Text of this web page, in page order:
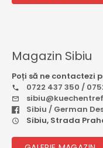
Magazin Sibiu
Poți să ne contactezi
0722 437 350 /
Sibiu / German
Sibiu, Strada